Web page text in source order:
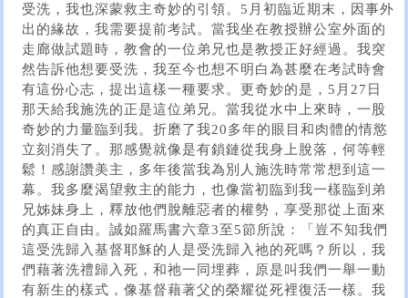
受洗，我也深蒙救主奇妙的引領。5月初臨近期末，因事外
出的緣故，我需要提前考試。當我坐在教授辦公室外面的
走廊做試題時，教會的一位弟兄也是教授正好經過。我突
然告訴他想要受洗，我至今也想不明白為甚麼在考試時會
有這份心志，提出這樣一種要求。更奇妙的是，5月27日
那天給我施洗的正是這位弟兄。當我從水中上來時，一股
奇妙的力量臨到我。折磨了我20多年的眼目和肉體的情慾
立刻消失了。那感覺就像是有鎖鏈從我身上脫落，何等輕
鬆！感謝讚美主，多年後當我為別人施洗時常常想到這一
幕。我多麼渴望救主的能力，也像當初臨到我一樣臨到弟
兄姊妹身上，釋放他們脫離惡者的權勢，享受那從上面來
的真正自由。誠如羅馬書六章3至5節所說：「豈不知我們
這受洗歸入基督耶穌的人是受洗歸入祂的死嗎？所以，我
們藉著洗禮歸入死，和祂一同埋葬，原是叫我們一舉一動
有新生的樣式，像基督藉著父的榮耀從死裡復活一樣。我